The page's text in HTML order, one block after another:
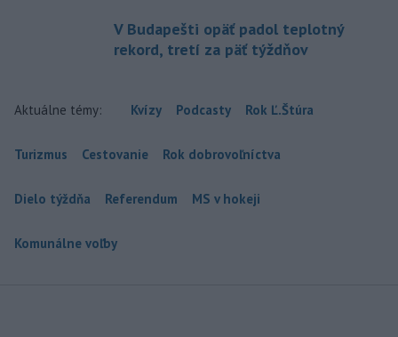
V Budapešti opäť padol teplotný
rekord, tretí za päť týždňov
Aktuálne témy: Kvízy Podcasty Rok Ľ.Štúra
Turizmus Cestovanie Rok dobrovoľníctva
Dielo týždňa Referendum MS v hokeji
Komunálne voľby